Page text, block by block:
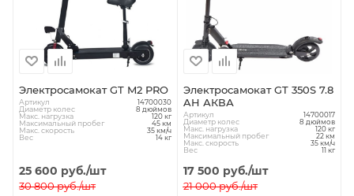
Электросамокат GT M2 PRO
Артикул 14700030
Диаметр колес 8 дюймов
Макс. нагрузка 120 кг
Максимальный пробег 45 км
Макс. скорость 35 км/ч
Вес 14 кг
25 600 руб./шт
30 800руб./шт
Электросамокат GT 350S 7.8
AH АКВА
Артикул 14700017
Диаметр колес 8 дюймов
Макс. нагрузка 120 кг
Максимальный пробег 22 км
Макс. скорость 35 км/ч
Вес 11 кг
17 500 руб./шт
21 000руб./шт